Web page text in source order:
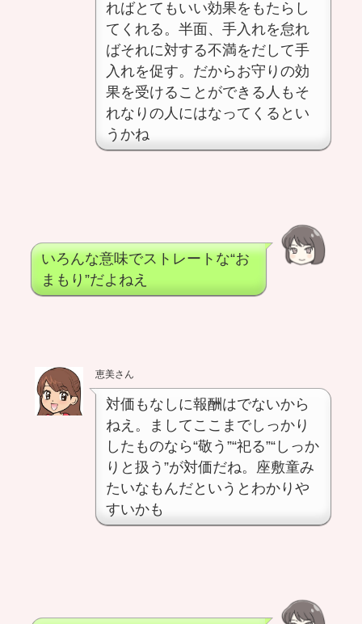
ればとてもいい効果をもたらし
てくれる。半面、手入れを怠れ
ばそれに対する不満をだして手
入れを促す。だからお守りの効
果を受けることができる人もそ
れなりの人にはなってくるとい
うかね
いろんな意味でストレートな“お
まもり”だよねえ
恵美さん
対価もなしに報酬はでないから
ねえ。ましてここまでしっかり
したものなら“敬う”“祀る”“しっか
りと扱う”が対価だね。座敷童み
たいなもんだというとわかりや
すいかも